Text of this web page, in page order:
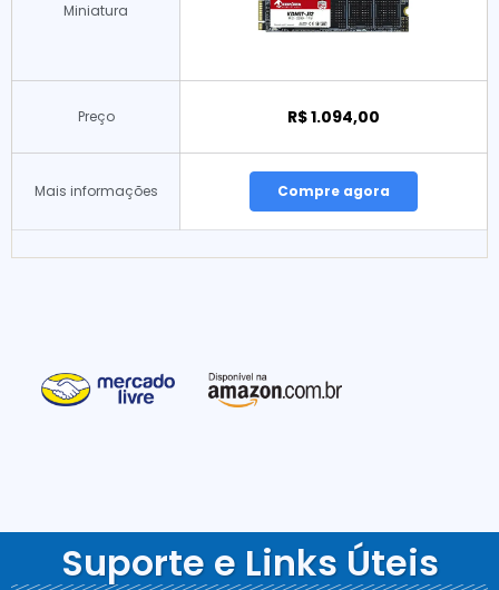
Miniatura
Preço R$ 1.094,00
Mais informações Compre agora
Suporte e Links Úteis